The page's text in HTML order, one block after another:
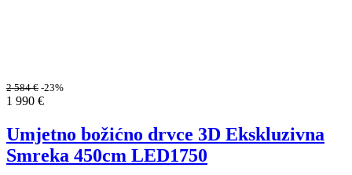
2 584€ -23%
1 990 €
Umjetno božićno drvce 3D Ekskluzivna
Smreka 450cm LED1750